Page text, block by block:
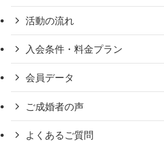
活動の流れ
入会条件・料金プラン
会員データ
ご成婚者の声
よくあるご質問